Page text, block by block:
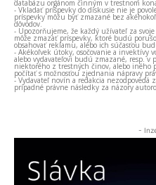
databázu orgánom činným v trestnom
- Vkladať príspevky do diskusie nie je
príspevky môžu byť zmazané bez
dôvodov.
- Upozorňujeme, že každý užívateľ za
môže zmazať príspevky, ktoré budú
obsahovať reklamu, alebo ich súčasťou
- Akékoľvek útoky, osočovanie a invektívy
alebo vydavateľovi budú zmazané, resp.
niektorého z trestných činov, alebo iného
počítať s možnosťou zjednania nápravy
- Vydavateľ novín a redakcia
prípadné právne následky za názory
-